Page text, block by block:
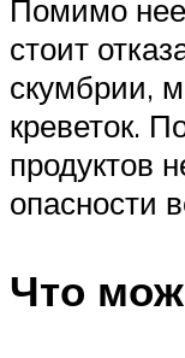
Помимо
стоит
скумбрии,
креветок.
продуктов
опасности
Что